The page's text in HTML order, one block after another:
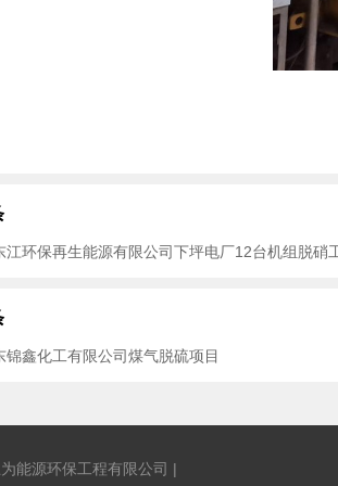
江环保再生能源有限公司下坪电厂12台机组脱硝
锦鑫化工有限公司煤气脱硫项目
能源环保工程有限公司 |